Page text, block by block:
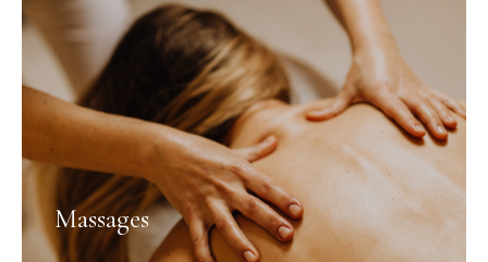
Massages